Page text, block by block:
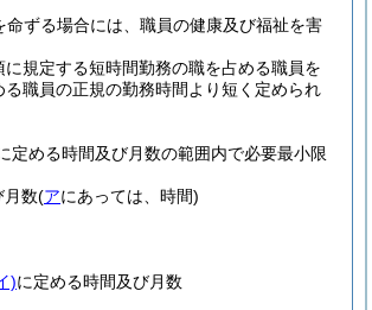
命ずる場合には、職員の健康及び福祉を害
規定する短時間勤務の職を占める職員を
職員の正規の勤務時間より短く定められ
定める時間及び月数の範囲内で必要最小限
数(アにあっては、時間)
)に定める時間及び月数